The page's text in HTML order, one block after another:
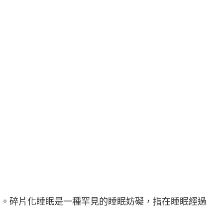
碎片化睡眠是一種罕見的睡眠妨礙，指在睡眠經過